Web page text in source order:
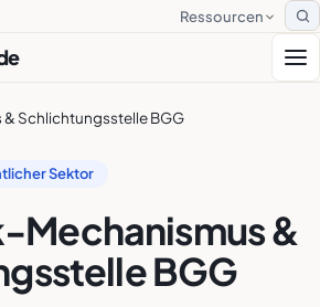
Ressourcen
Schlichtungsstelle BGG
Sektor
Mechanismus &
BGG